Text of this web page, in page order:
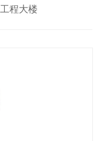
工程大楼